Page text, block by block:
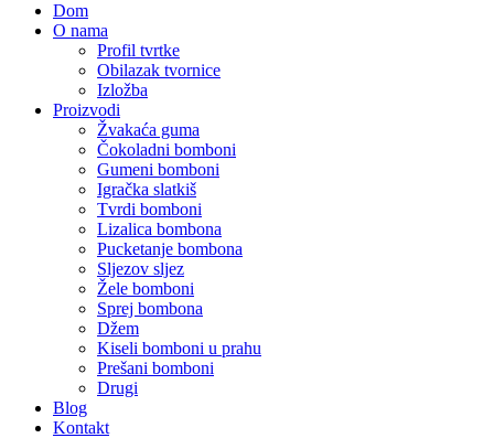
Dom
O nama
Profil tvrtke
Obilazak tvornice
Izložba
Proizvodi
Žvakaća guma
Čokoladni bomboni
Gumeni bomboni
Igračka slatkiš
Tvrdi bomboni
Lizalica bombona
Pucketanje bombona
Sljezov sljez
Žele bomboni
Sprej bombona
Džem
Kiseli bomboni u prahu
Prešani bomboni
Drugi
Blog
Kontakt